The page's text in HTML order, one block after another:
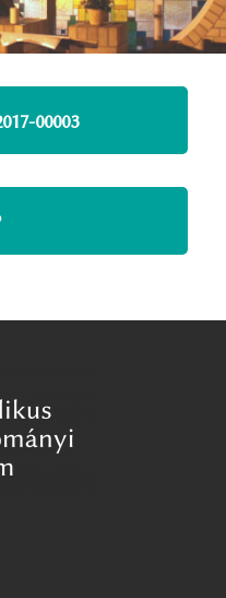
00003